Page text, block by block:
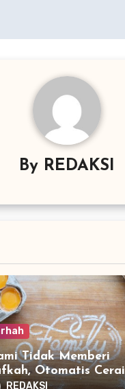
By REDAKSI
Tidak Memberi
Otomatis
REDAKSI